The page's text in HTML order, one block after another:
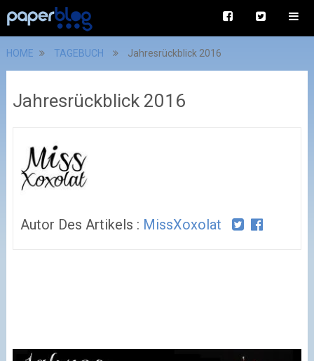
HOME TAGEBUCH Jahresrückblick 2016
Jahresrückblick 2016
Autor Des Artikels : MissXoxolat